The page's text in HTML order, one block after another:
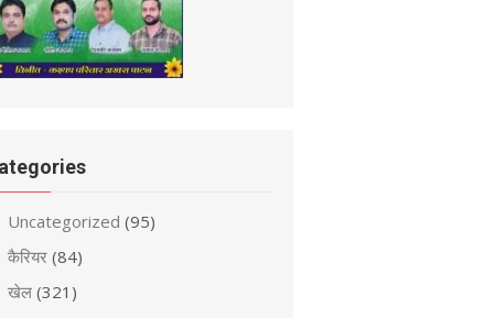
Uncategorized (95)
कैरियर (84)
खेल (321)